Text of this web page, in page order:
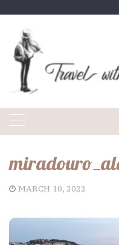
content
MARCH 10, 2022